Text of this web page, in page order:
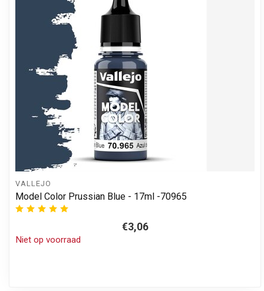
VALLEJO
Model Color Prussian Blue - 17ml -70965
€3,06
Niet op voorraad